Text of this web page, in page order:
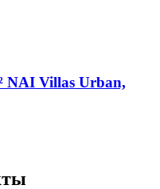
NAI Villas Urban,